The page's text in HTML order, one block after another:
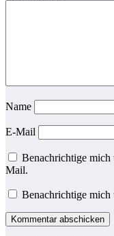
Name
E-Mail
Benachrichtige mich
Mail.
Benachrichtige